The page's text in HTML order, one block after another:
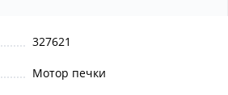
327621
Мотор печки